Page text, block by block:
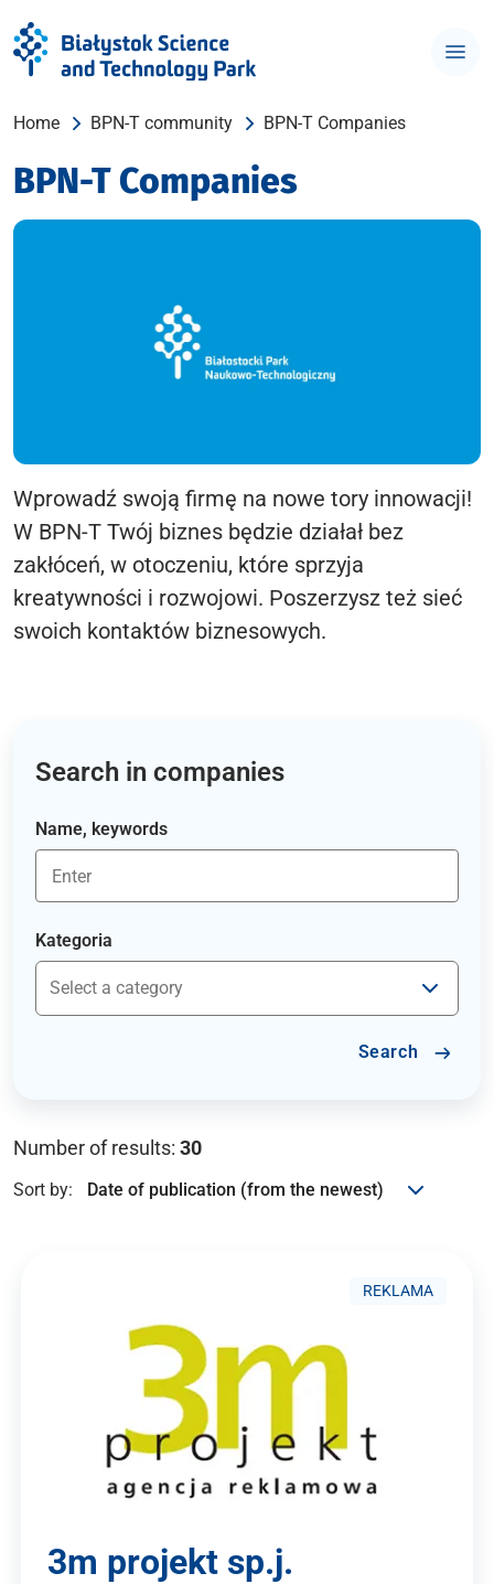
Home BPN-T community BPN-T Companies
BPN-T Companies
Wprowadź swoją firmę na nowe tory innowacji!
W BPN-T Twój biznes będzie działał bez
zakłóceń, w otoczeniu, które sprzyja
kreatywności i rozwojowi. Poszerzysz też sieć
swoich kontaktów biznesowych.
Search in companies
Name, keywords
Kategoria
Search
Number of results: 30
Sort by:
REKLAMA
3m projekt sp.j.